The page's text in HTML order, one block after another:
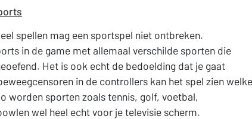
spellen mag een sportspel niet ontbreken.
in de game met allemaal verschilde sporten die
Het is ook echt de bedoelding dat je gaat
in de controllers kan het spel zien welke
worden sporten zoals tennis, golf, voetbal,
wel heel echt voor je televisie scherm.